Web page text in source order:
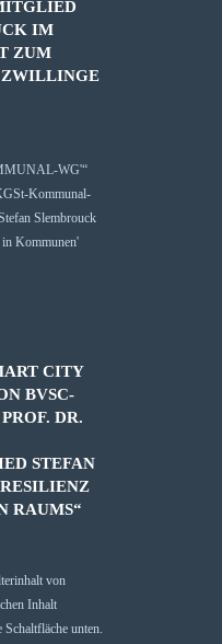
IM
ZUM
WG'“
CITY
BVSC-
DR.
STEFAN
RAUMS“
von
Inhalt
unten.